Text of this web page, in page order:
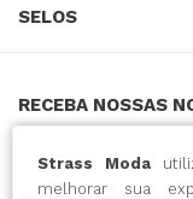
Strass Moda
melhorar sua
SELOS
RECEBA NOSSAS